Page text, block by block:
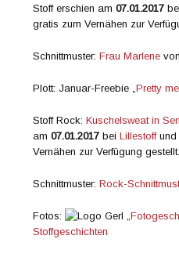
Stoff erschien am07.01.2017
gratis zum Vernähen zur
Schnittmuster:Frau Marlene
Plott: Januar-Freebie „Pretty me
Stoff Rock:Kuschelsweat in
am07.01.2017 beiLillestoffund
Vernähen zur Verfügung gestellt.
Schnittmuster:Rock-
Fotos: „
Stoffgeschichten